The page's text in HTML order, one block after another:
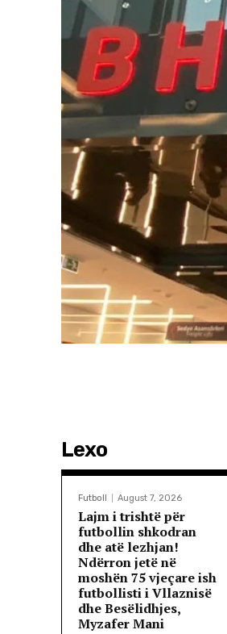
Lexo
Futboll August 7, 2026
Lajm i trishtë për
futbollin shkodran
dhe atë lezhjan!
Ndërron jetë në
moshën 75 vjeçare ish
futbollisti i Vllaznisë
dhe Besëlidhjes,
Myzafer Mani